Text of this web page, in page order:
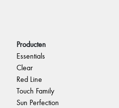
Producten
Essentials
Clear
Red Line
Touch Family
Sun Perfection